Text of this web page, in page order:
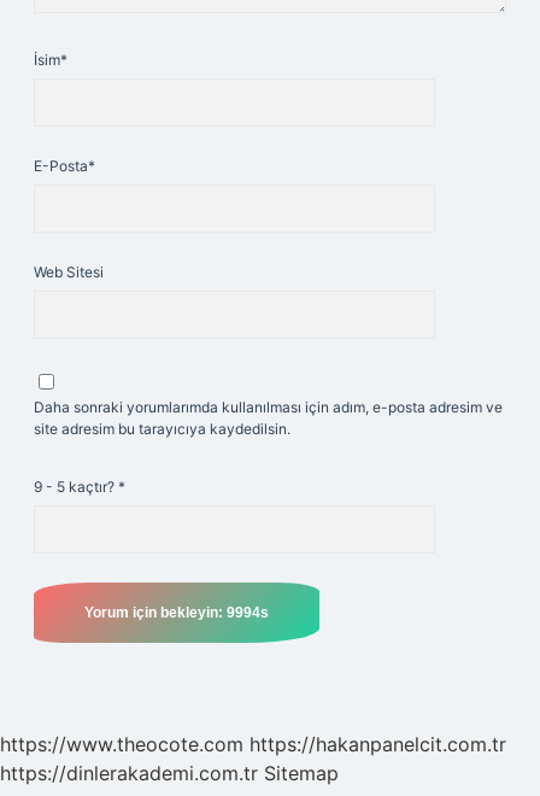
İsim*
E-Posta*
Web Sitesi
Daha sonraki yorumlarımda kullanılması için adım, e-posta adresim ve
site adresim bu tarayıcıya kaydedilsin.
9 - 5 kaçtır? *
https://www.theocote.com https://hakanpanelcit.com.tr
https://dinlerakademi.com.tr Sitemap